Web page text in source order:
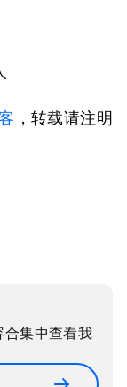
，转载请注明
合集中查看我